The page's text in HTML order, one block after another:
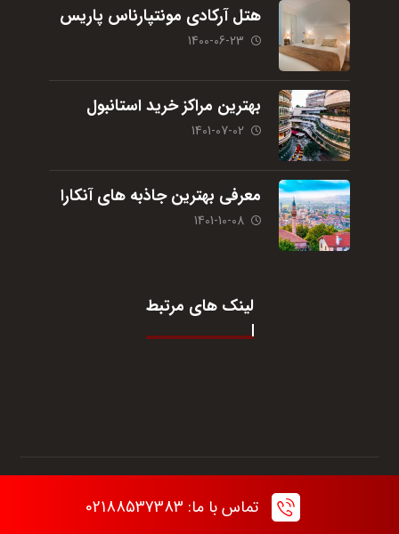
هتل آرکادی مونتپارناس پاریس
1400-06-23
بهترین مراکز خرید استانبول
1401-07-02
معرفی بهترین جاذبه های آنکارا
1401-10-08
لینک های مرتبط
استفاده از مطالب سایت تنها با ذکر منبع مجاز است.
تماس با ما: 02188537383